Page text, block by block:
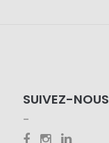
SUIVEZ-NOUS